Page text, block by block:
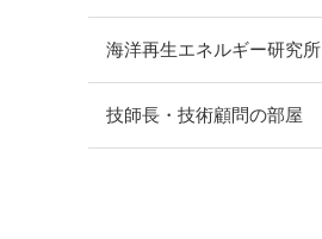
海洋再生エネルギー研究所
技師長・技術顧問の部屋